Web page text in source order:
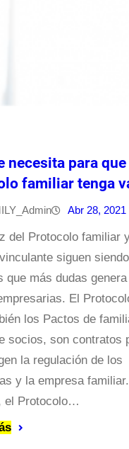
necesita para que
familiar tenga
Abr 28, 2021
del Protocolo familiar
siguen
que más dudas
El
los Pactos de
socios, son contratos
la regulación de los
y la empresa
el Protocolo…